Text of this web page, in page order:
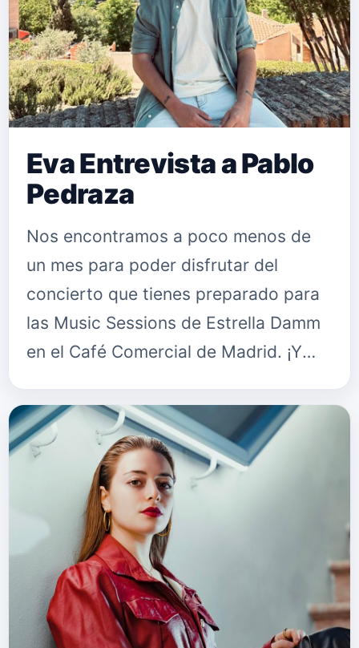
hermoso que era esto y una
excelente salida a mis problemas pe…
Eva Entrevista a Pablo
Pedraza
Nos encontramos a poco menos de
un mes para poder disfrutar del
concierto que tienes preparado para
las Music Sessions de Estrella Damm
en el Café Comercial de Madrid. ¡Y
enfrentas a esta cita tan especia…